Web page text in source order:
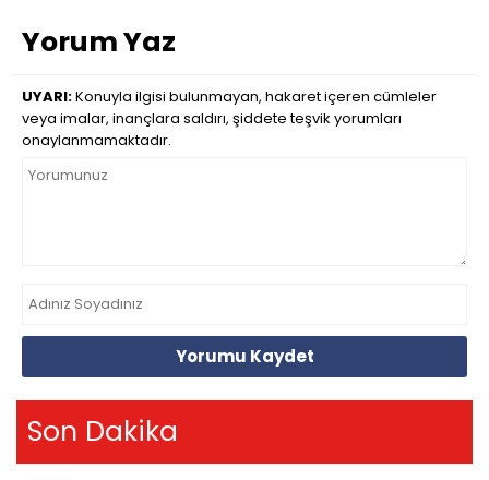
Yorum Yaz
UYARI:Konuyla ilgisi bulunmayan, hakaret içeren cümleler
veya imalar, inançlara saldırı, şiddete teşvik yorumları
onaylanmamaktadır.
Yorumu Kaydet
Son Dakika